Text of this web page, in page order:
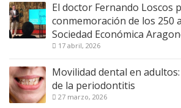
El doctor Fernando Loscos
conmemoración de los 250
Sociedad Económica
17 abril, 2026
Movilidad dental en
de la periodontitis
27 marzo, 2026